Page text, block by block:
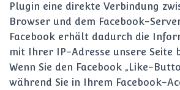
Plugin eine direkte Verbindung
Browser und dem Facebook-
Facebook erhält dadurch die
mit Ihrer IP-Adresse unsere Seite
Wenn Sie den Facebook „Like-
während Sie in Ihrem Facebook-